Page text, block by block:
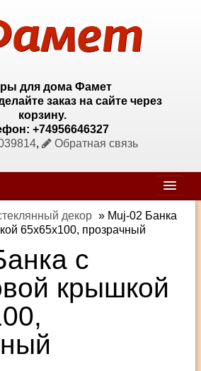
для дома Фамет
заказ на сайте через
корзину.
+74956646327
, Обратная связь
декор » Muj-02 Банка
65х65х100, прозрачный
с
крышкой